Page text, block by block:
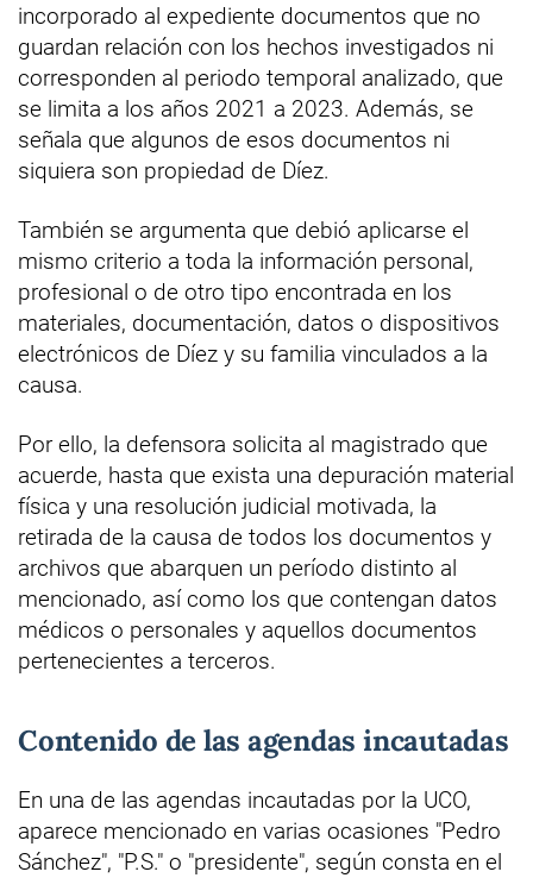
incorporado al expediente documentos que no
guardan relación con los hechos investigados ni
corresponden al periodo temporal analizado, que
se limita a los años 2021 a 2023. Además, se
señala que algunos de esos documentos ni
siquiera son propiedad de Díez.
También se argumenta que debió aplicarse el
mismo criterio a toda la información personal,
profesional o de otro tipo encontrada en los
materiales, documentación, datos o dispositivos
electrónicos de Díez y su familia vinculados a la
causa.
Por ello, la defensora solicita al magistrado que
acuerde, hasta que exista una depuración material
física y una resolución judicial motivada, la
retirada de la causa de todos los documentos y
archivos que abarquen un período distinto al
mencionado, así como los que contengan datos
médicos o personales y aquellos documentos
pertenecientes a terceros.
Contenido de las agendas incautadas
En una de las agendas incautadas por la UCO,
aparece mencionado en varias ocasiones "Pedro
Sánchez", "P.S." o "presidente", según consta en el